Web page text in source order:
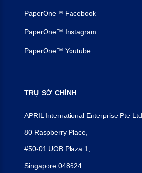
PaperOne™ Facebook
PaperOne™ Instagram
PaperOne™ Youtube
TRỤ SỞ CHÍNH
APRIL International Enterprise Pte Ltd
80 Raspberry Place,
#50-01 UOB Plaza 1,
Singapore 048624